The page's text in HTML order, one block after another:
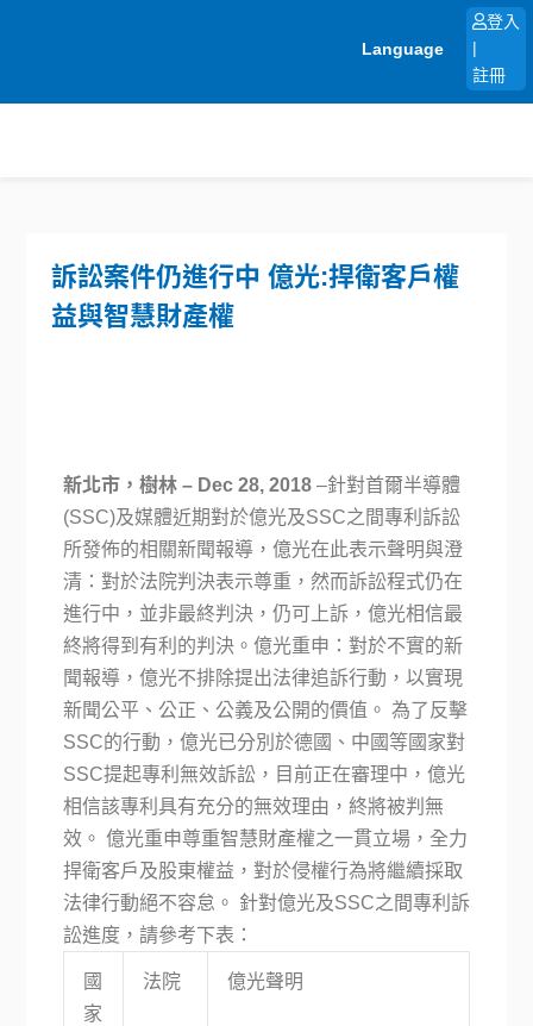
Language
登入
註冊
訴訟案件仍進行中 億光:捍衛客戶權
益與智慧財產權
新北市，樹林– Dec 28, 2018–針對首爾半導體
(SSC)及媒體近期對於億光及SSC之間專利訴訟
所發佈的相關新聞報導，億光在此表示聲明與澄
清：對於法院判決表示尊重，然而訴訟程式仍在
進行中，並非最終判決，仍可上訴，億光相信最
終將得到有利的判決。億光重申：對於不實的新
聞報導，億光不排除提出法律追訴行動，以實現
新聞公平、公正、公義及公開的價值。 為了反擊
SSC的行動，億光已分別於德國、中國等國家對
SSC提起專利無效訴訟，目前正在審理中，億光
相信該專利具有充分的無效理由，終將被判無
效。 億光重申尊重智慧財產權之一貫立場，全力
捍衛客戶及股東權益，對於侵權行為將繼續採取
法律行動絕不容怠。 針對億光及SSC之間專利訴
訟進度，請參考下表：
國
家
法院 億光聲明